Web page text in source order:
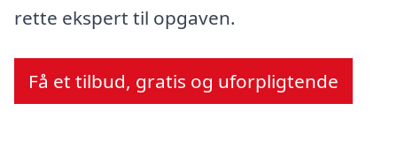
rette ekspert til opgaven.
Få et tilbud, gratis og uforpligtende